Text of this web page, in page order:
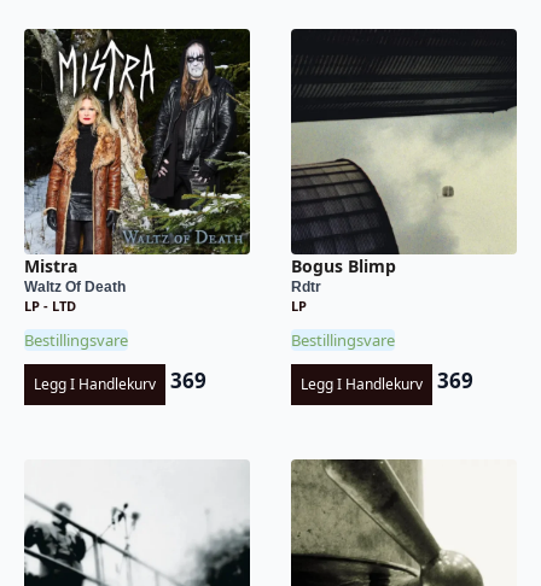
Mistra
Waltz Of Death
LP - LTD
Bestillingsvare
Legg I Handlekurv 369
Bogus Blimp
Rdtr
LP
Bestillingsvare
Legg I Handlekurv 369